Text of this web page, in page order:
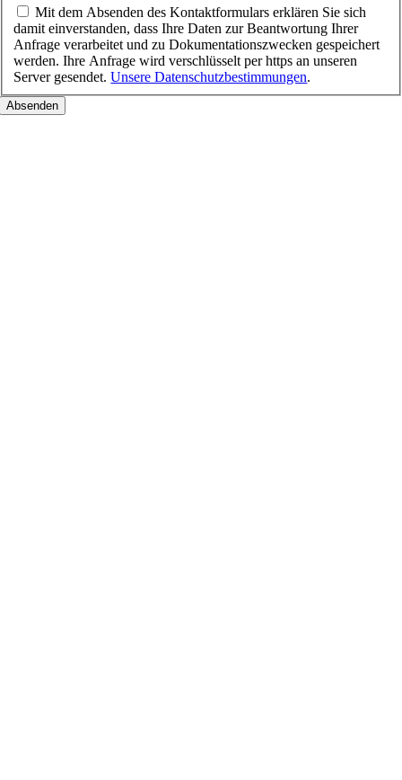
Mit dem Absenden des Kontaktformulars erklären Sie sich
damit einverstanden, dass Ihre Daten zur Beantwortung Ihrer
Anfrage verarbeitet und zu Dokumentationszwecken gespeichert
werden. Ihre Anfrage wird verschlüsselt per https an unseren
Server gesendet.Unsere Datenschutzbestimmungen.